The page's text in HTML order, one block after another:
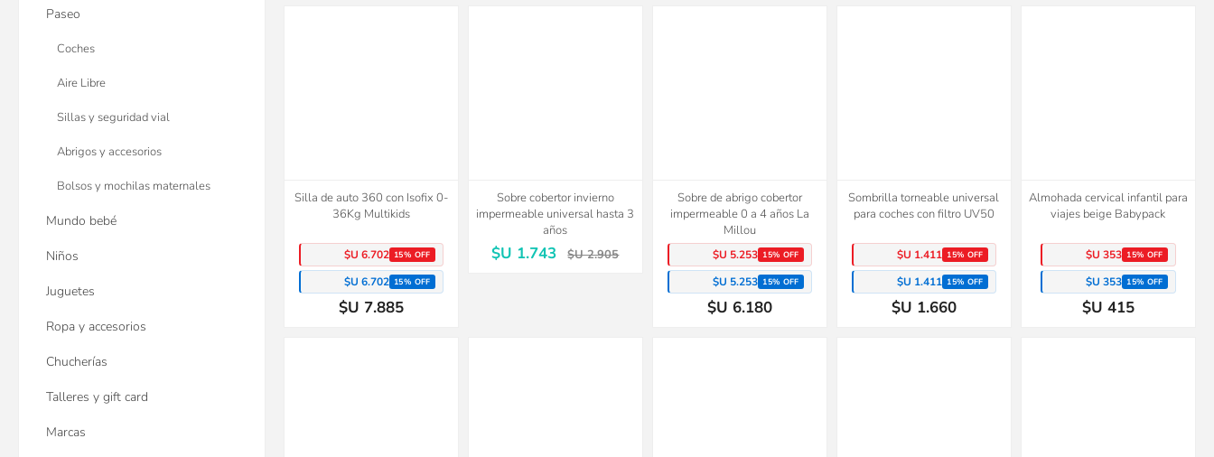
Silla de auto 360 con Isofix 0-
36Kg Multikids
$U 6.702 15% OFF
$U 6.702 15% OFF
$U 7.885
Sobre cobertor invierno
impermeable universal hasta 3
años
$U 1.743 $U 2.905
Sobre de abrigo cobertor
impermeable 0 a 4 años La
Millou
$U 5.253 15% OFF
$U 5.253 15% OFF
$U 6.180
Sombrilla torneable universal
para coches con filtro UV50
$U 1.411 15% OFF
$U 1.411 15% OFF
$U 1.660
Almohada cervical infantil para
viajes beige Babypack
$U 353 15% OFF
$U 353 15% OFF
$U 415
Paseo
Coches
Aire Libre
Sillas y seguridad vial
Abrigos y accesorios
Bolsos y mochilas maternales
Mundo bebé
Niños
Juguetes
Ropa y accesorios
Chucherías
Talleres y gift card
Marcas